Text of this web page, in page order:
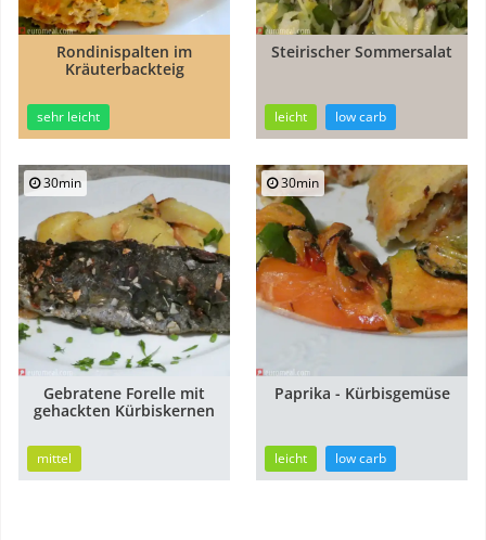
Rondinispalten im
Kräuterbackteig
sehr leicht
Steirischer Sommersalat
leicht low carb
30min
Gebratene Forelle mit
gehackten Kürbiskernen
mittel
30min
Paprika - Kürbisgemüse
leicht low carb